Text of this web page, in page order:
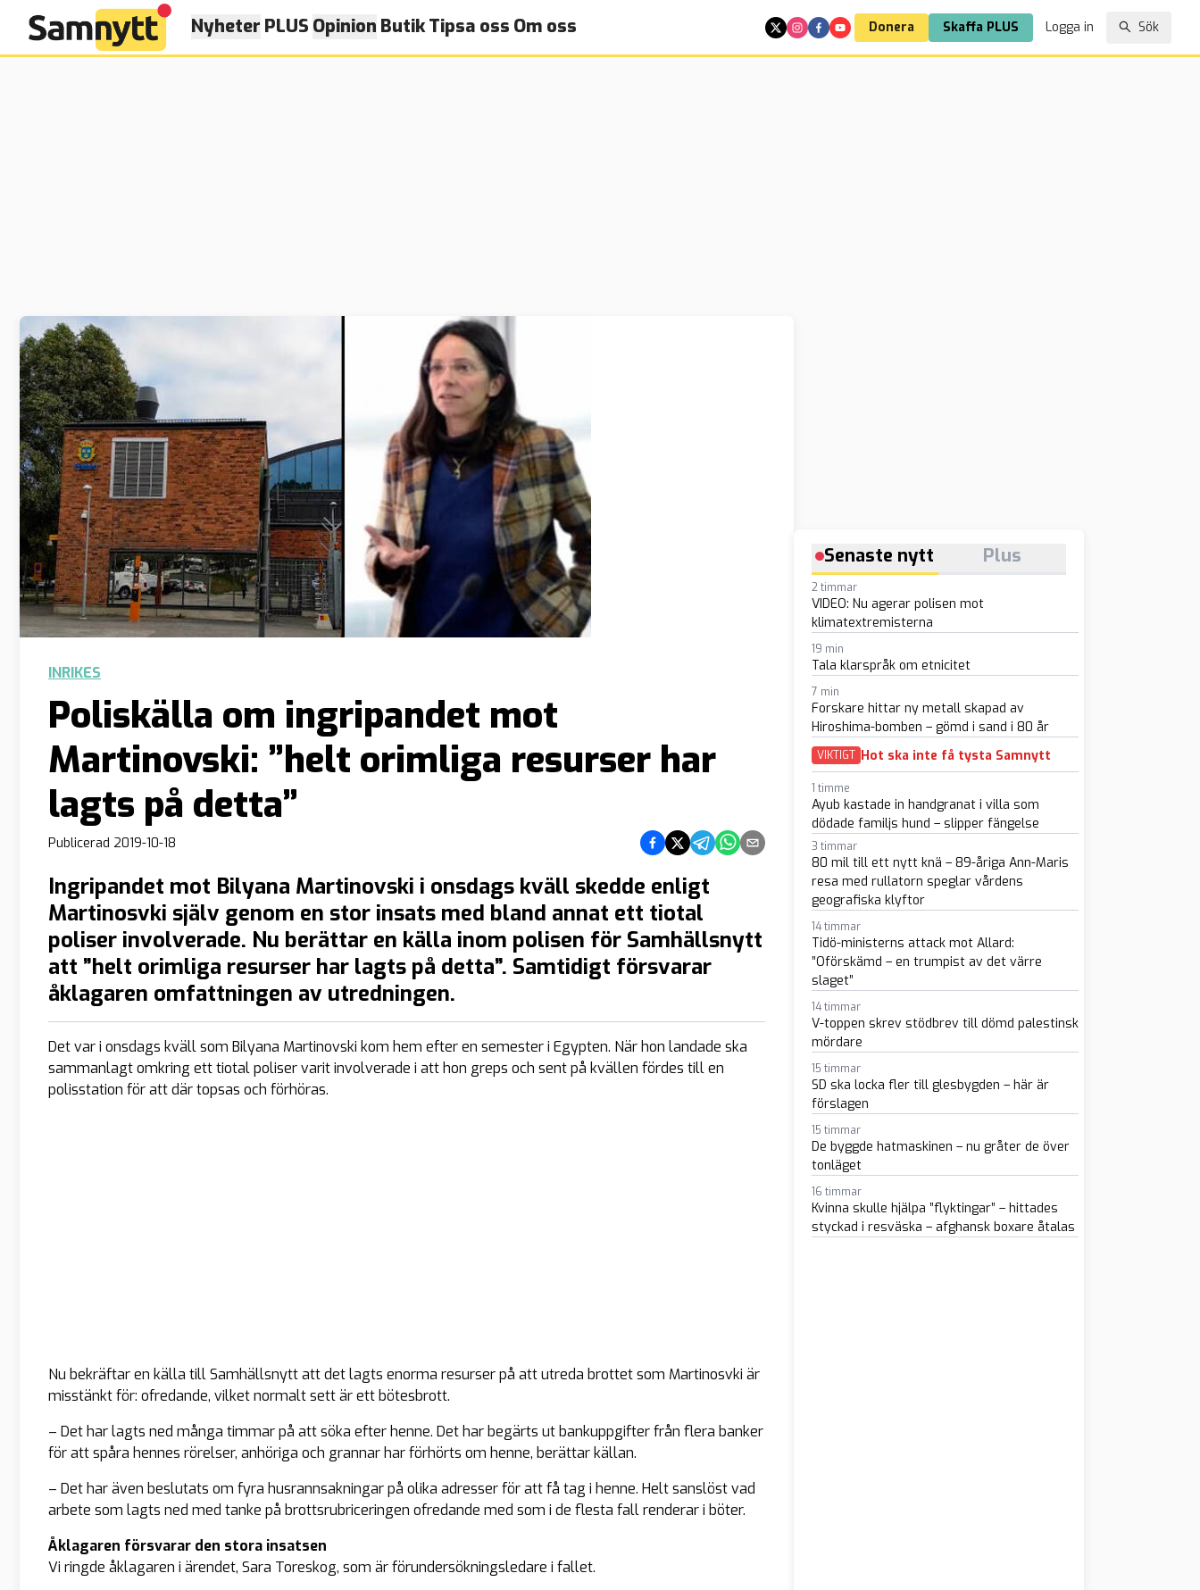
Nyheter PLUS Opinion ButikTipsa oss Om oss Donera Skaffa PLUS Logga in Sök
INRIKES
Poliskälla om ingripandet mot
Martinovski: ”helt orimliga resurser har
lagts på detta”
Publicerad 2019-10-18 Dela på Facebook
Dela på Twitter
Dela på Telegram
Dela på Whatsapp
Dela via e-post
Ingripandet mot Bilyana Martinovski i onsdags kväll skedde enligt
Martinosvki själv genom en stor insats med bland annat ett tiotal
poliser involverade. Nu berättar en källa inom polisen för Samhällsnytt
att ”helt orimliga resurser har lagts på detta”. Samtidigt försvarar
åklagaren omfattningen av utredningen.
Det var i onsdags kväll som Bilyana Martinovski kom hem efter en semester i Egypten. När hon landade ska
sammanlagt omkring ett tiotal poliser varit involverade i att hon greps och sent på kvällen fördes till en
polisstation för att där topsas och förhöras.
Nu bekräftar en källa till Samhällsnytt att det lagts enorma resurser på att utreda brottet som Martinosvki är
misstänkt för: ofredande, vilket normalt sett är ett bötesbrott.
– Det har lagts ned många timmar på att söka efter henne. Det har begärts ut bankuppgifter från flera banker
för att spåra hennes rörelser, anhöriga och grannar har förhörts om henne, berättar källan.
– Det har även beslutats om fyra husrannsakningar på olika adresser för att få tag i henne. Helt sanslöst vad
arbete som lagts ned med tanke på brottsrubriceringen ofredande med som i de flesta fall renderar i böter.
Åklagaren försvarar den stora insatsen
Vi ringde åklagaren i ärendet, Sara Toreskog, som är förundersökningsledare i fallet.
Senaste nytt Plus
2 timmar
VIDEO: Nu agerar polisen mot
klimatextremisterna
19 min
Tala klarspråk om etnicitet
7 min
Forskare hittar ny metall skapad av
Hiroshima-bomben – gömd i sand i 80 år
VIKTIGT Hot ska inte få tysta Samnytt
1 timme
Ayub kastade in handgranat i villa som
dödade familjs hund – slipper fängelse
3 timmar
80 mil till ett nytt knä – 89-åriga Ann-Maris
resa med rullatorn speglar vårdens
geografiska klyftor
14 timmar
Tidö-ministerns attack mot Allard:
”Oförskämd – en trumpist av det värre
slaget”
14 timmar
V-toppen skrev stödbrev till dömd palestinsk
mördare
15 timmar
SD ska locka fler till glesbygden – här är
förslagen
15 timmar
De byggde hatmaskinen – nu gråter de över
tonläget
16 timmar
Kvinna skulle hjälpa ”flyktingar” – hittades
styckad i resväska – afghansk boxare åtalas